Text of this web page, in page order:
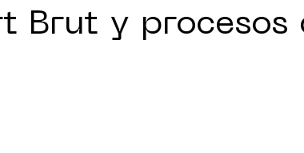
Brut y procesos